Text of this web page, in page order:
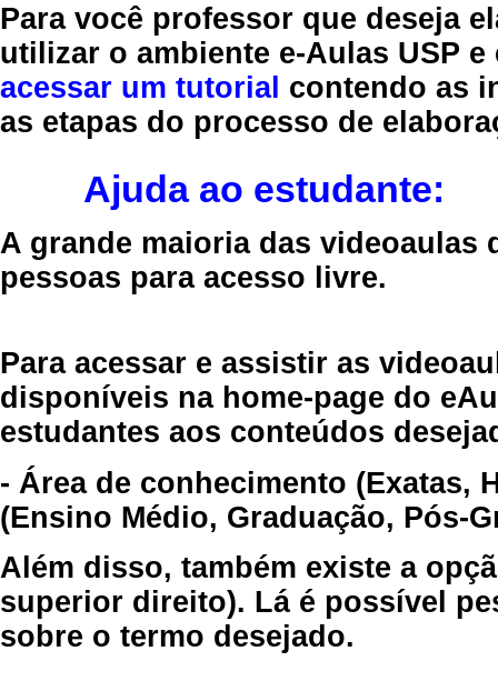
Para você professor que deseja
utilizar o ambiente e-Aulas USP
acessar um tutorial contendo as
as etapas do processo de
Ajuda ao estudante:
A grande maioria das videoaulas
pessoas para acesso livre.
Para acessar e assistir as
disponíveis na home-page do
estudantes aos conteúdos
- Área de conhecimento (Exatas,
(Ensino Médio, Graduação, Pós-
Além disso, também existe a
superior direito). Lá é possível
sobre o termo desejado.